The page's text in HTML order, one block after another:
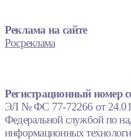
Реклама на сайте
Росреклама
Регистрационный номер
ЭЛ № ФС 77-72266 от
Федеральной службой по
информационных